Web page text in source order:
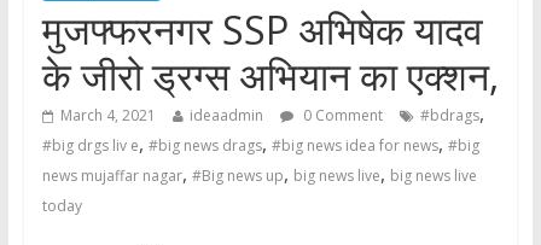
मुजफ्फरनगर SSP अभिषेक यादव
के जीरो ड्रग्स अभियान का एक्शन,
March 4, 2021 ideaadmin 0 Comment #bdrags,
#big drgs liv e, #big news drags, #big news idea for news, #big
news mujaffar nagar, #Big news up, big news live, big news live
today